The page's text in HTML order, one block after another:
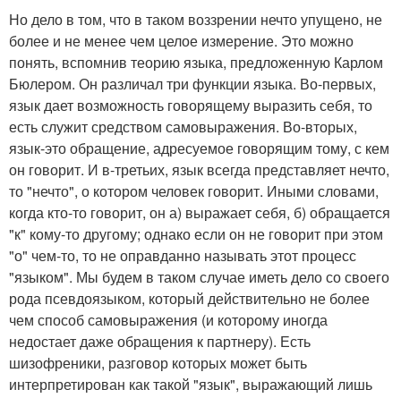
Но дело в том, что в таком воззрении нечто упущено, не
более и не менее чем целое измерение. Это можно
понять, вспомнив теорию языка, предложенную Карлом
Бюлером. Он различал три функции языка. Во-первых,
язык дает возможность говорящему выразить себя, то
есть служит средством самовыражения. Во-вторых,
язык-это обращение, адресуемое говорящим тому, с кем
он говорит. И в-третьих, язык всегда представляет нечто,
то "нечто", о котором человек говорит. Иными словами,
когда кто-то говорит, он а) выражает себя, б) обращается
"к" кому-то другому; однако если он не говорит при этом
"о" чем-то, то не оправданно называть этот процесс
"языком". Мы будем в таком случае иметь дело со своего
рода псевдоязыком, который действительно не более
чем способ самовыражения (и которому иногда
недостает даже обращения к партнеру). Есть
шизофреники, разговор которых может быть
интерпретирован как такой "язык", выражающий лишь